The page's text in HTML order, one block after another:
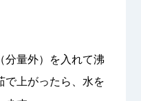
分量外）を入れて沸
で上がったら、水を